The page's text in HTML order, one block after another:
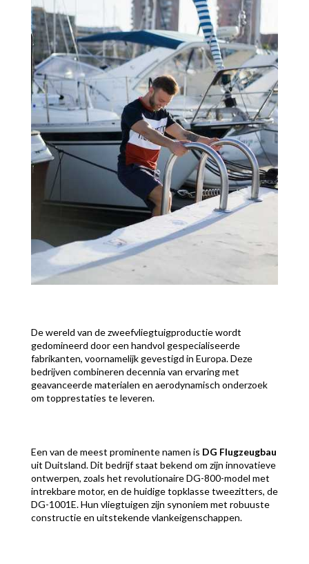
De wereld van de zweefvliegtuigproductie wordt
gedomineerd door een handvol gespecialiseerde
fabrikanten, voornamelijk gevestigd in Europa. Deze
bedrijven combineren decennia van ervaring met
geavanceerde materialen en aerodynamisch onderzoek
om topprestaties te leveren.
Een van de meest prominente namen is DG Flugzeugbau
uit Duitsland. Dit bedrijf staat bekend om zijn innovatieve
ontwerpen, zoals het revolutionaire DG-800-model met
intrekbare motor, en de huidige topklasse tweezitters, de
DG-1001E. Hun vliegtuigen zijn synoniem met robuuste
constructie en uitstekende vlankeigenschappen.